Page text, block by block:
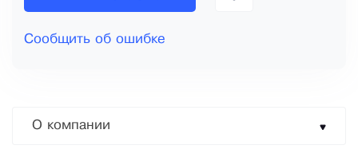
Сообщить об ошибке
О компании